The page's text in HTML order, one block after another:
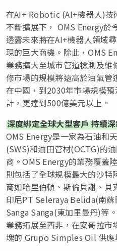
在AI+ Robotic (AI+機器人)技
不斷擴展下， OMS Energy於
透露未來將在AI+機器人領域
現的巨大商機。除此，OMS
業務擴大至城市管道檢測及
修市場的規模將遠高於油氣
在中國，到2030年市場規模
計，更達到500億美元以上。
深度綁定全球大型客戶 持續
OMS Energy是一家為石油和
(SWS)和油田管材(OCTG)的
商。OMS Energy的業務覆蓋
則包括了全球規模最大的沙
商如哈里伯頓、斯倫貝謝、貝
印尼PT Seleraya Belida(南
Sanga Sanga(東加里曼丹)等
業務拓展至西非，在安哥拉
塊的 Grupo Simples Oil 供應